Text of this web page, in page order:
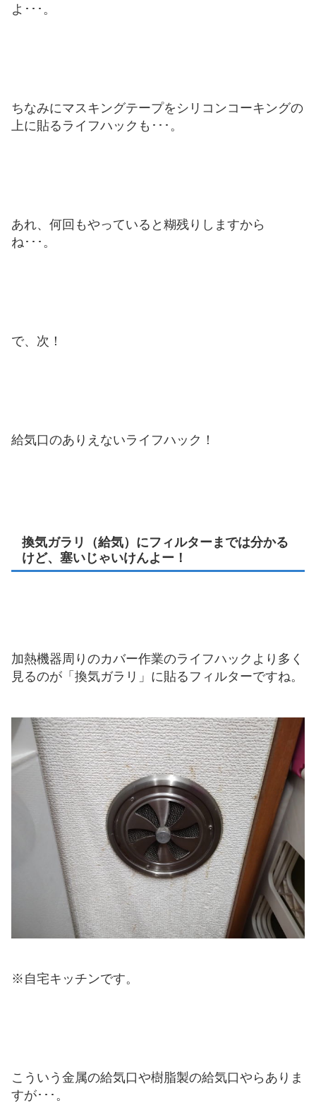
よ･･･。
ちなみにマスキングテープをシリコンコーキングの
上に貼るライフハックも･･･。
あれ、何回もやっていると糊残りしますから
ね･･･。
で、次！
給気口のありえないライフハック！
換気ガラリ（給気）にフィルターまでは分かる
けど、塞いじゃいけんよー！
加熱機器周りのカバー作業のライフハックより多く
見るのが「換気ガラリ」に貼るフィルターですね。
※自宅キッチンです。
こういう金属の給気口や樹脂製の給気口やらありま
すが･･･。